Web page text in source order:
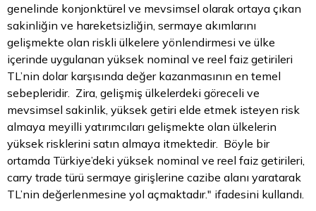
genelinde konjonktürel ve mevsimsel olarak ortaya çıkan
sakinliğin ve hareketsizliğin, sermaye akımlarını
gelişmekte olan riskli ülkelere yönlendirmesi ve ülke
içerinde uygulanan yüksek nominal ve reel faiz getirileri
TL’nin dolarkarşısında değer kazanmasının en temel
sebepleridir. Zira, gelişmiş ülkelerdeki göreceli ve
mevsimsel sakinlik, yüksek getiri elde etmek isteyen risk
almaya meyilli yatırımcıları gelişmekte olan ülkelerin
yüksek risklerini satın almaya itmektedir. Böyle bir
ortamda Türkiye’deki yüksek nominal ve reel faiz getirileri,
carry trade türü sermaye girişlerine cazibe alanı yaratarak
TL’nin değerlenmesine yol açmaktadır." ifadesini kullandı.